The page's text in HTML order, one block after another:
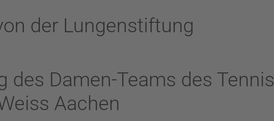
der Lungenstiftung
des Damen-Teams des Tennis
Aachen